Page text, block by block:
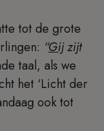
tot de grote
“Gijzijt
taal, als we
het ‘Licht der
ook tot